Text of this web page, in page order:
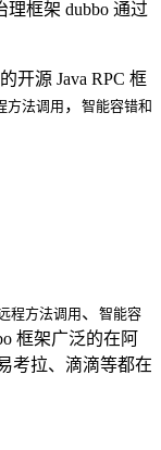
框架 dubbo 通过
源 Java RPC 框
方法调用 ， 智能容错和
程方法调用 、 智能容
框架广泛的在阿
考拉、滴滴等都在